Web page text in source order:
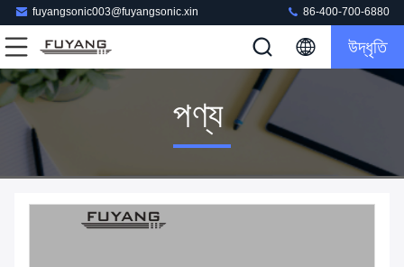
fuyangsonic003@fuyangsonic.xin 86-400-700-6880
উদ্ধৃতি
পণ্য